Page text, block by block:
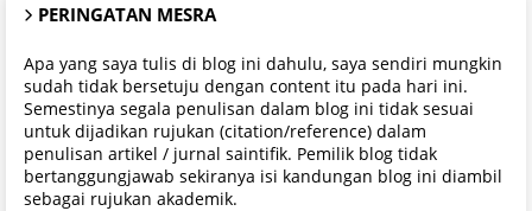
PERINGATAN MESRA
Apa yang saya tulis di blog ini dahulu, saya sendiri mungkin
sudah tidak bersetuju dengan content itu pada hari ini.
Semestinya segala penulisan dalam blog ini tidak sesuai
untuk dijadikan rujukan (citation/reference) dalam
penulisan artikel / jurnal saintifik. Pemilik blog tidak
bertanggungjawab sekiranya isi kandungan blog ini diambil
sebagai rujukan akademik.